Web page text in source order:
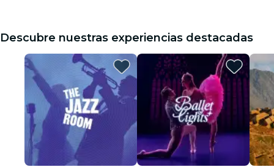
Descubre nuestras experiencias destacadas